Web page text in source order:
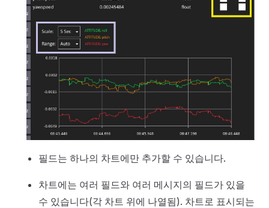
필드는 하나의 차트에만 추가할 수 있습니다.
차트에는 여러 필드와 여러 메시지의 필드가 있을
수 있습니다(각 차트 위에 나열됨). 차트로 표시되는